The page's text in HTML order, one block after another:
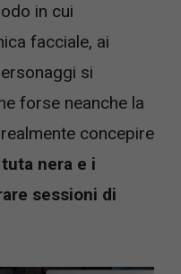
in cui
facciale, ai
si
forse neanche la
concepire
nera e i
sessioni di